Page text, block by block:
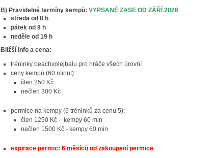
B) Pravidelné termíny kempů: VYPSANÉ ZASE OD ZÁŘÍ 2026
středa od 8 h
pátek od 8 h
neděle od 19 h
Bližší info a cena:
tréninky beachvolejbalu pro hráče všech úrovní
ceny kempů (60 minut):
člen 250 Kč
nečlen 300 Kč
permice na kempy (6 tréninků za cenu 5):
člen 1250 Kč - kempy 60 min
nečlen 1500 Kč - kempy 60 min
expirace permic: 6 měsíců od zakoupení permice